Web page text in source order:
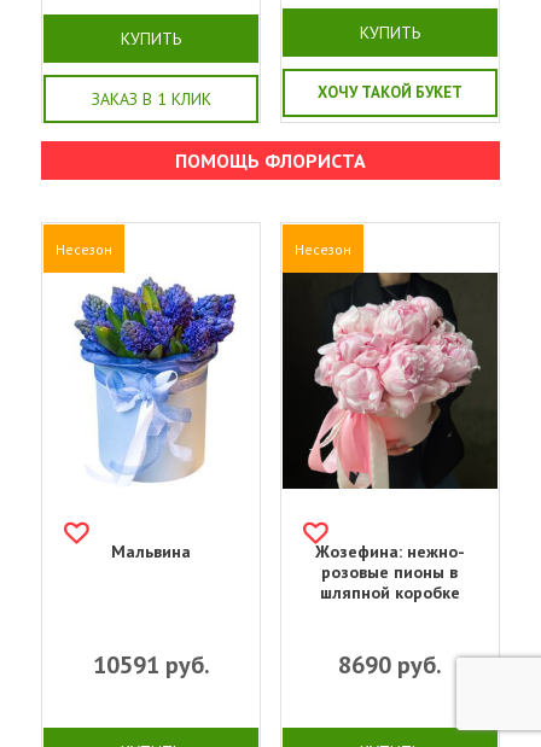
КУПИТЬ
ЗАКАЗ В 1 КЛИК
КУПИТЬ
ХОЧУ ТАКОЙ БУКЕТ
ПОМОЩЬ ФЛОРИСТА
Несезон
Мальвина
10591 руб.
Несезон
Жозефина: нежно-
розовые пионы в
шляпной коробке
8690руб.